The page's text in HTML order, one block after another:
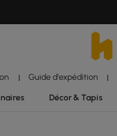
| Guide d'expédition |
Décor & Tapis